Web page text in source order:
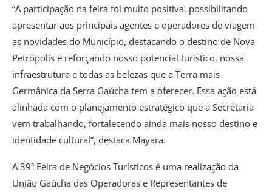
“A participação na feira foi muito positiva, possibilitando
apresentar aos principais agentes e operadores de viagem
as novidades do Município, destacando o destino de Nova
Petrópolis e reforçando nosso potencial turístico, nossa
infraestrutura e todas as belezas que a Terra mais
Germânica da Serra Gaúcha tem a oferecer. Essa ação está
alinhada com o planejamento estratégico que a Secretaria
vem trabalhando, fortalecendo ainda mais nosso destino e
identidade cultural”, destaca Mayara.
A 39ª Feira de Negócios Turísticos é uma realização da
União Gaúcha das Operadoras e Representantes de